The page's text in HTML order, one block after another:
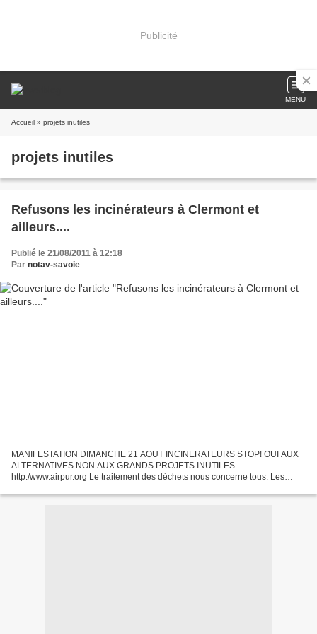
Publicité
MENU
Accueil » projets inutiles
projets inutiles
Refusons les incinérateurs à Clermont et
ailleurs....
Publié le 21/08/2011 à 12:18
Par notav-savoie
MANIFESTATION DIMANCHE 21 AOUT INCINERATEURS STOP! OUI AUX
ALTERNATIVES NON AUX GRANDS PROJETS INUTILES
http:/www.airpur.org Le traitement des déchets nous concerne tous. Les
sont...